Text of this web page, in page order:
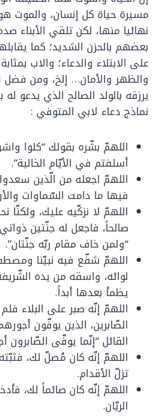
مسيرة حياة كل إنسان، والموت
نهائيا منها، لكن تلقي الأبناء
بعضهم بالحزن الشديد؛ كما
على الابتلاء والدعاء؛ والاب
والظهر والأمان… إلخ، ومن
يرزقه بالولد الصالح الذي يدعو
نماذج دعاء لابي المتوفي :
اللهمّ بشّره بقولك “كلوا
أسلفتم في الأيّام الخالية”.
اللهمّ اجعله من الّذين
فيها ما دامت السّماوات
اللهمّ لا نزكّيه عليك،
صالحاً، فاجعل له جنّتين
“ولمن خاف مقام ربّه جنّتان”.
اللهمّ شفّع فيه نبيّنا
لوائه، واسقه من يده
يظمأ بعدها أبداً.
اللهمّ إنّه صبر على البلاء
الصّابرين، الذين يوفّون
القائل “إنّما يوفّى
اللهمّ إنّه كان مُصلّ لك،
تزلّ الأقدام.
اللهمّ إنّه كان صائماً لك،
الريّان.